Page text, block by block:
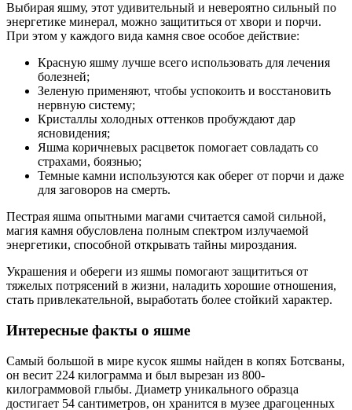
Выбирая яшму, этот удивительный и невероятно сильный по
энергетике минерал, можно защититься от хвори и порчи.
При этом у каждого вида камня свое особое действие:
Красную яшму лучше всего использовать для лечения
болезней;
Зеленую применяют, чтобы успокоить и восстановить
нервную систему;
Кристаллы холодных оттенков пробуждают дар
ясновидения;
Яшма коричневых расцветок помогает совладать со
страхами, боязнью;
Темные камни используются как оберег от порчи и даже
для заговоров на смерть.
Пестрая яшма опытными магами считается самой сильной,
магия камня обусловлена полным спектром излучаемой
энергетики, способной открывать тайны мироздания.
Украшения и обереги из яшмы помогают защититься от
тяжелых потрясений в жизни, наладить хорошие отношения,
стать привлекательной, выработать более стойкий характер.
Интересные факты о яшме
Самый большой в мире кусок яшмы найден в копях Ботсваны,
он весит 224 килограмма и был вырезан из 800-
килограммовой глыбы. Диаметр уникального образца
достигает 54 сантиметров, он хранится в музее драгоценных